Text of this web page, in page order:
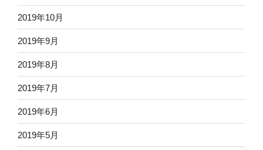
2019年10月
2019年9月
2019年8月
2019年7月
2019年6月
2019年5月